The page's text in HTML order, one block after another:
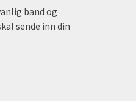
band og
sende inn din